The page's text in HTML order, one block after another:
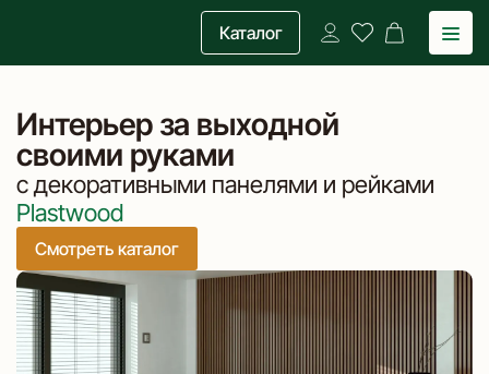
Каталог
Интерьер за выходной
своими руками
с декоративными панелями и рейками
Plastwood
Смотреть каталог